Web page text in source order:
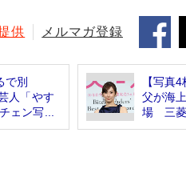
供 メルマガ登録
で別
人「やす
ェン写...
【写真
父が海
場 三菱